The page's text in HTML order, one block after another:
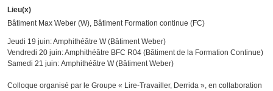
Lieu(x)
Bâtiment Max Weber (W), Bâtiment Formation continue (FC)
Jeudi 19 juin: Amphithéâtre W (Bâtiment Weber)
Vendredi 20 juin: Amphithéâtre BFC R04 (Bâtiment de la Formation Continue)
Samedi 21 juin: Amphithéâtre W (Bâtiment Weber)
Colloque organisé par le Groupe « Lire-Travailler, Derrida », en collaboration